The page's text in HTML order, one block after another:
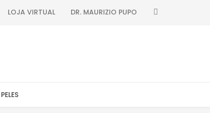
SEARCH
LOJA VIRTUAL DR. MAURIZIO PUPO